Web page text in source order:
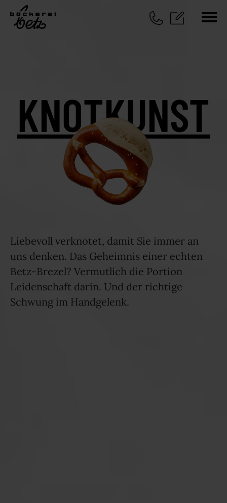
KNOTKUNST
Liebevoll verknotet, damit Sie immer an
uns denken. Das Geheimnis einer echten
Betz-Brezel? Vermutlich die Portion
Leidenschaft darin. Und der richtige
Schwung im Handgelenk.